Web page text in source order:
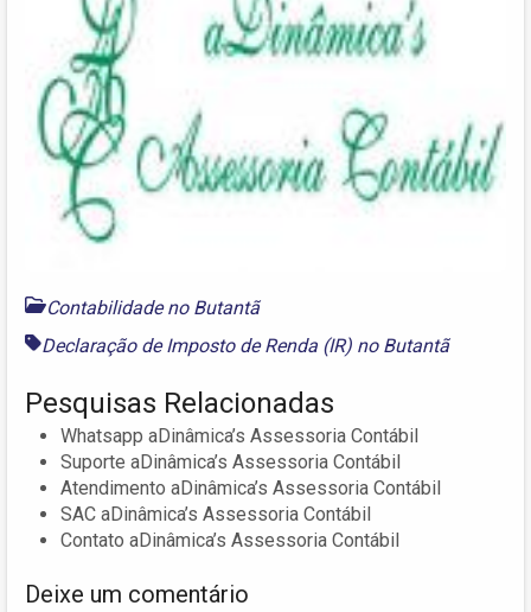
Contabilidade no Butantã
Declaração de Imposto de Renda (IR) no Butantã
Pesquisas Relacionadas
Whatsapp aDinâmica’s Assessoria Contábil
Suporte aDinâmica’s Assessoria Contábil
Atendimento aDinâmica’s Assessoria Contábil
SAC aDinâmica’s Assessoria Contábil
Contato aDinâmica’s Assessoria Contábil
Deixe um comentário